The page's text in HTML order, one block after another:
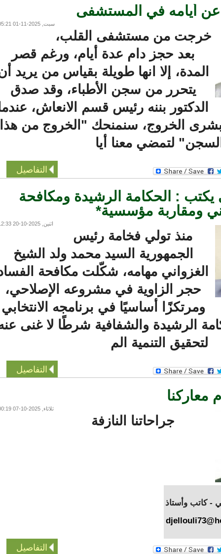
أيامه في المستشفى
سبت, 2025-11-01 05:21
من مستشفى القلب،
بعد حجز دام عدة أيام، ورغم قصر
المدة، إلا انها طويلة بقياس من يريد أن
يتحرر من سجن الأطباء، وقد صدق
الدكتور بننه رئيس قسم الانعاش، عندما
الخروج، سنمنحك "الخروج من هذا
لتمضي معنا أيا
التفاصيل
: الحكامة الرشيدة ومكافحة
ومقاربة مؤسسية*
اثنين, 2025-10-20 12:33
منذ تولي فخامة رئيس
الجمهورية السيد محمد ولد الشيخ
الغزواني مهامه، شكّلت مكافحة الفساد
حجر الزاوية في مشروعه الإصلاحي،
ومرتكزًا أساسيًا في برنامجه الانتخابي
الرشيدة والشفافية شرطًا لا غنى عنه
لتحقيق التنمية الم
التفاصيل
ثلاثاء, 2025-10-07 00:19
وأستاذ
جراحاتنا النازفة
التفاصيل